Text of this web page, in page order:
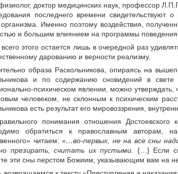
доктор медицинских наук, профессор
последнего времени
Именно поэтому воздействия,
и большим влиянием на программы
этого остается лишь в очередной раз
дарованию и верности реализму.
образа Раскольникова, опираясь на
и по содержанию сновидений в
психическом явлении, можно
человеком, не склонным к психическим
есть результат его мировоззрения,
понимания отношения
обратиться к православным авторам,
читаем: «…во-первых, не на все сны
презирать, считать их пустыми.
{…} Если
эти сны перстом Божиим, указывающим вам на